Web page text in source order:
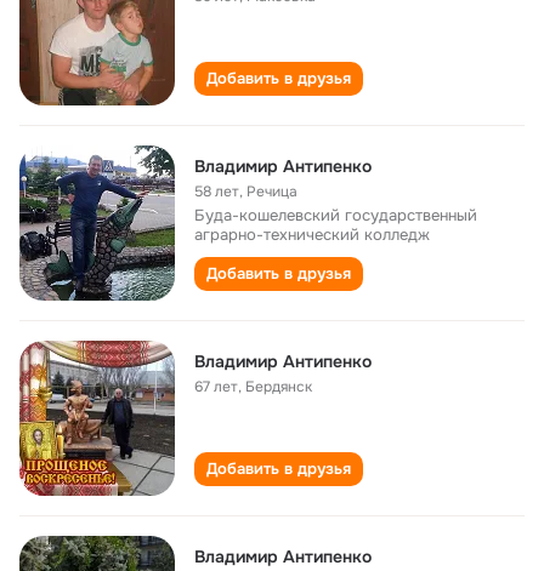
Добавить в друзья
Владимир Антипенко
58 лет, Речица
Буда-кошелевский государственный
аграрно-технический колледж
Добавить в друзья
Владимир Антипенко
67 лет, Бердянск
Добавить в друзья
Владимир Антипенко